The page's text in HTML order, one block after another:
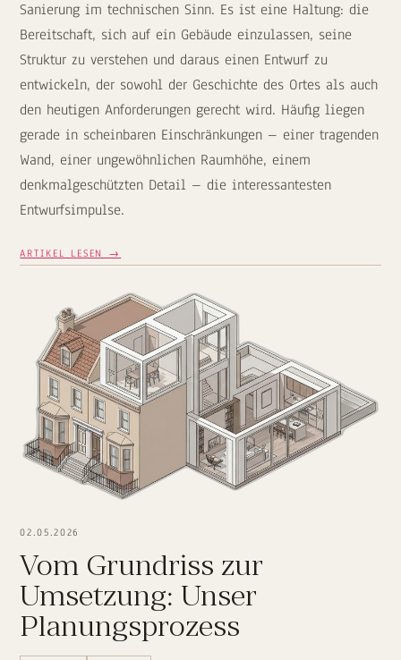
Sanierung im technischen Sinn. Es ist eine Haltung: die
Bereitschaft, sich auf ein Gebäude einzulassen, seine
Struktur zu verstehen und daraus einen Entwurf zu
entwickeln, der sowohl der Geschichte des Ortes als auch
den heutigen Anforderungen gerecht wird. Häufig liegen
gerade in scheinbaren Einschränkungen – einer tragenden
Wand, einer ungewöhnlichen Raumhöhe, einem
denkmalgeschützten Detail – die interessantesten
Entwurfsimpulse.
ARTIKEL LESEN →
02.05.2026
Vom Grundriss zur
Umsetzung: Unser
Planungsprozess